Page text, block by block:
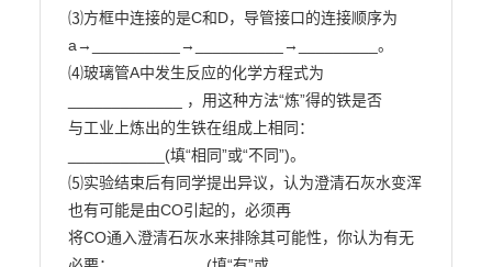
⑶方框中连接的是C和D，导管接口的连接顺序为
a→__________→__________→_________。
⑷玻璃管A中发生反应的化学方程式为
_____________ ，用这种方法“炼”得的铁是否
与工业上炼出的生铁在组成上相同：
___________(填“相同”或“不同”)。
⑸实验结束后有同学提出异议，认为澄清石灰水变浑
也有可能是由CO引起的，必须再
将CO通入澄清石灰水来排除其可能性，你认为有无